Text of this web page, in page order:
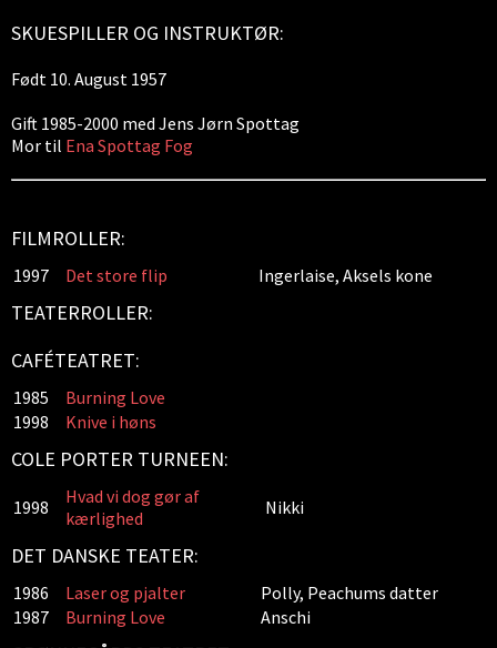
SKUESPILLER OG INSTRUKTØR:
Født 10. August 1957
Gift 1985-2000 med Jens Jørn Spottag
Mor til Ena Spottag Fog
FILMROLLER:
1997 Det store flip Ingerlaise, Aksels kone
TEATERROLLER:
CAFÉTEATRET:
1985
Burning Love
1998
Knive i høns
COLE PORTER TURNEEN:
1998
Hvad vi dog gør af
kærlighed
Nikki
DET DANSKE TEATER:
1986 Laser og pjalter
Polly, Peachums datter
1987
Burning Love Anschi